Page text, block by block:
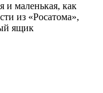
и маленькая, как
из «Росатома»,
ящик